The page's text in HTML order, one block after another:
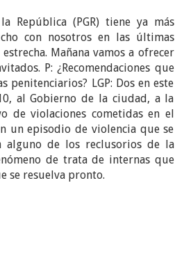
República (PGR) tiene ya más
con nosotros en las últimas
Mañana vamos a ofrecer
P: ¿Recomendaciones que
LGP: Dos en este
al Gobierno de la ciudad, a la
de violaciones cometidas en el
un episodio de violencia que se
alguno de los reclusorios de la
de trata de internas que
se resuelva pronto.